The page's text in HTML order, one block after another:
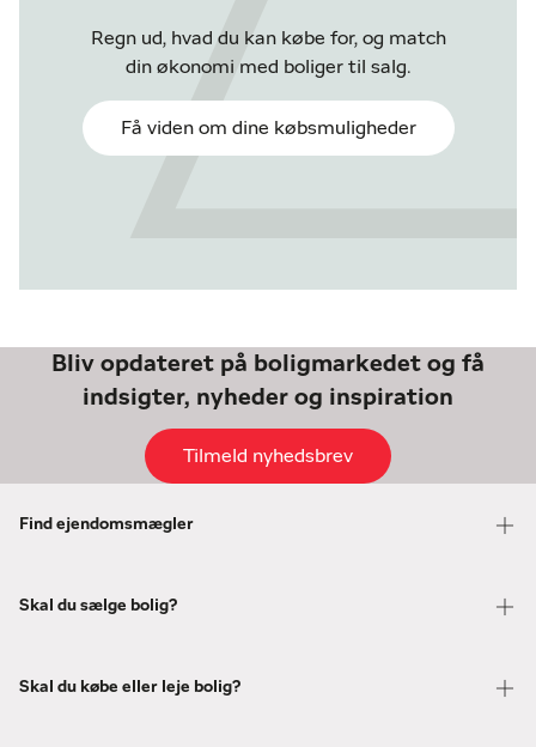
Regn ud, hvad du kan købe for, og match
din økonomi med boliger til salg.
Få viden om dine købsmuligheder
Bliv opdateret på boligmarkedet og få
indsigter, nyheder og inspiration
Tilmeld nyhedsbrev
Find ejendomsmægler
Skal du sælge bolig?
Skal du købe eller leje bolig?